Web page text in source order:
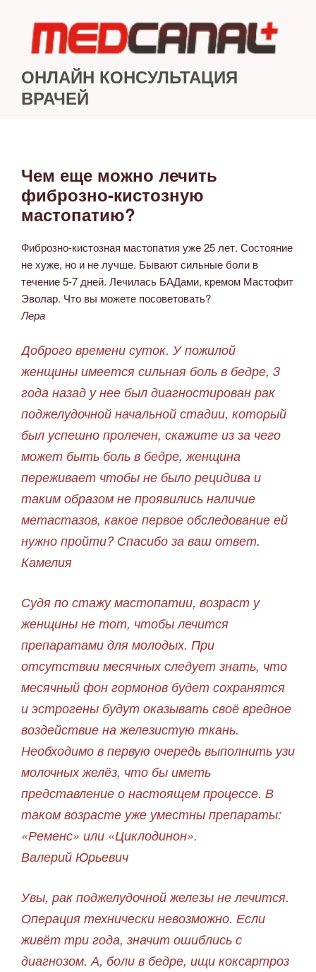
содержимому
ОНЛАЙН КОНСУЛЬТАЦИЯ
ВРАЧЕЙ
ОПУБЛИКОВАНО
Чем еще можно лечить
фиброзно-кистозную
мастопатию?
Фиброзно-кистозная мастопатия уже 25 лет. Состояние
не хуже, но и не лучше. Бывают сильные боли в
течение 5-7 дней. Лечилась БАДами, кремом Мастофит
Эволар. Что вы можете посоветовать?
Лера
Доброго времени суток. У пожилой
женщины имеется сильная боль в бедре, 3
года назад у нее был диагностирован рак
поджелудочной начальной стадии, который
был успешно пролечен, скажите из за чего
может быть боль в бедре, женщина
переживает чтобы не было рецидива и
таким образом не проявились наличие
метастазов, какое первое обследование ей
нужно пройти? Спасибо за ваш ответ.
Камелия
Судя по стажу мастопатии, возраст у
женщины не тот, чтобы лечится
препаратами для молодых. При
отсутствии месячных следует знать, что
месячный фон гормонов будет сохранятся
и эстрогены будут оказывать своё вредное
воздействие на железистую ткань.
Необходимо в первую очередь выполнить узи
молочных желёз, что бы иметь
представление о настоящем процессе. В
таком возрасте уже уместны препараты:
«Ременс» или «Циклодинон».
Валерий Юрьевич
Увы, рак поджелудочной железы не лечится.
Операция технически невозможно. Если
живёт три года, значит ошиблись с
диагнозом. А, боли в бедре, ищи коксартроз